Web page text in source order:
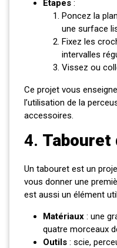
Étapes :
Poncez la
une surface
Fixez les
intervalles
Vissez ou
Ce projet vous
l’utilisation de la
accessoires.
4. Tabouret
Un tabouret est un
vous donner une
est aussi un élément
Matériaux : une
quatre morceaux
Outils : scie,